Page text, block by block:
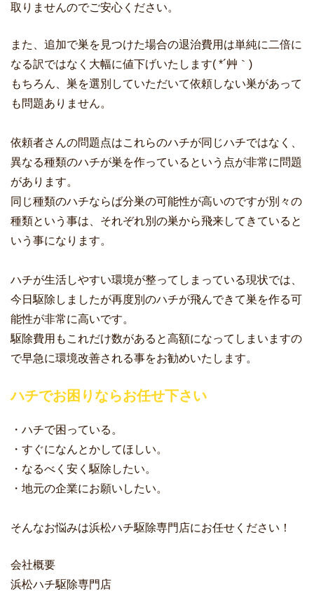
取りませんのでご安心ください。
また、追加で巣を見つけた場合の退治費用は単純に二倍に
なる訳ではなく大幅に値下げいたします( *´艸｀)
もちろん、巣を選別していただいて依頼しない巣があって
も問題ありません。
依頼者さんの問題点はこれらのハチが同じハチではなく、
異なる種類のハチが巣を作っているという点が非常に問題
があります。
同じ種類のハチならば分巣の可能性が高いのですが別々の
種類という事は、それぞれ別の巣から飛来してきていると
いう事になります。
ハチが生活しやすい環境が整ってしまっている現状では、
今日駆除しましたが再度別のハチが飛んできて巣を作る可
能性が非常に高いです。
駆除費用もこれだけ数があると高額になってしまいますの
で早急に環境改善される事をお勧めいたします。
ハチでお困りならお任せ下さい
・ハチで困っている。
・すぐになんとかしてほしい。
・なるべく安く駆除したい。
・地元の企業にお願いしたい。
そんなお悩みは浜松ハチ駆除専門店にお任せください！
会社概要
浜松ハチ駆除専門店